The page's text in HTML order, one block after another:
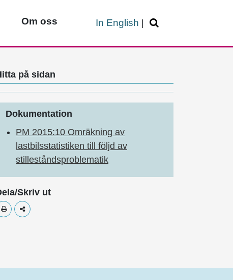
Om oss In English
på sidan
Dokumentation
PM 2015:10 Omräkning av
lastbilsstatistiken till följd av
stilleståndsproblematik
Skriv ut
Skriv utDela